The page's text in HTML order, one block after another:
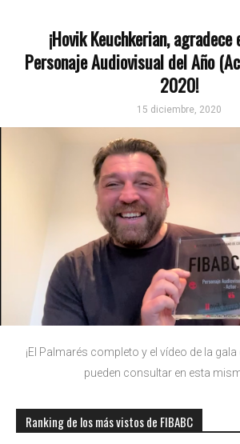
¡Hovik Keuchkerian,
Personaje Audiovisual del Año
2020!
15 diciembre, 2020
¡El Palmarés completo y el vídeo de la gala
pueden consultar en esta
Ranking de los más vistos de FIBABC